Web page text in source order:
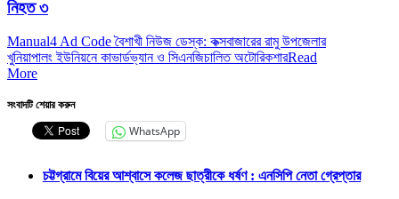
নিহত ৩
Manual4 Ad Code বৈশাখী নিউজ ডেস্ক: কক্সবাজারের রামু উপজেলার
খুনিয়াপালং ইউনিয়নে কাভার্ডভ্যান ও সিএনজিচালিত অটোরিকশারRead
More
সংবাদটি শেয়ার করুন
WhatsApp
চট্টগ্রামে বিয়ের আশ্বাসে কলেজ ছাত্রীকে ধর্ষণ : এনসিপি নেতা গ্রেপ্তার